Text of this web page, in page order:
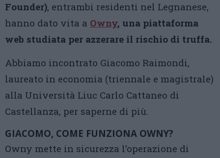
Founder), entrambi residenti nel Legnanese,
hanno dato vita a Owny, una piattaforma
web studiata per azzerare il rischio di truffa.
Abbiamo incontrato Giacomo Raimondi,
laureato in economia (triennale e magistrale)
alla Università Liuc Carlo Cattaneo di
Castellanza, per saperne di più.
GIACOMO, COME FUNZIONA OWNY?
Owny mette in sicurezza l’operazione di